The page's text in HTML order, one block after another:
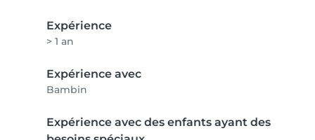
Expérience
> 1 an
Expérience avec
Bambin
Expérience avec des enfants ayant des